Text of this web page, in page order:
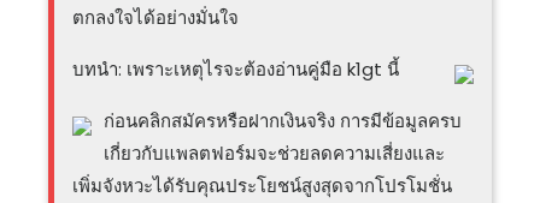
ตกลงใจได้อย่างมั่นใจ
บทนำ: เพราะเหตุไรจะต้องอ่านคู่มือ k1gt นี้
ก่อนคลิกสมัครหรือฝากเงินจริง การมีข้อมูลครบ
เกี่ยวกับแพลตฟอร์มจะช่วยลดความเสี่ยงและ
เพิ่มจังหวะได้รับคุณประโยชน์สูงสุดจากโปรโมชั่น